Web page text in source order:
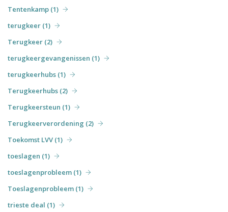
Tentenkamp (1)
terugkeer (1)
Terugkeer (2)
terugkeergevangenissen (1)
terugkeerhubs (1)
Terugkeerhubs (2)
Terugkeersteun (1)
Terugkeerverordening (2)
Toekomst LVV (1)
toeslagen (1)
toeslagenprobleem (1)
Toeslagenprobleem (1)
trieste deal (1)